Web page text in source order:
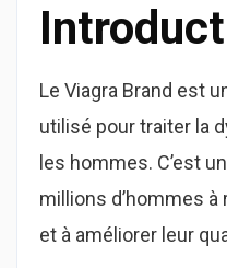
Le Viagra Brand est
utilisé pour traiter la
les hommes. C’est
millions d’hommes
et à améliorer leur